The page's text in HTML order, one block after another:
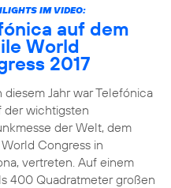
IM VIDEO:
auf dem
World
2017
diesem Jahr war Telefónica
der wichtigsten
der Welt, dem
Congress in
vertreten. Auf einem
400 Quadratmeter großen